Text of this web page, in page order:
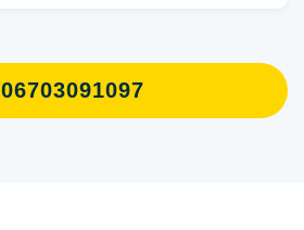
06703091097